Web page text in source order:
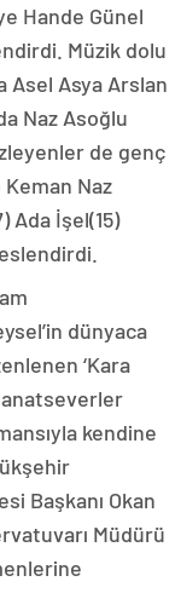
Hande Günel
Müzik dolu
Asel Asya Arslan
Naz Asoğlu
de genç
Naz
Ada İşel(15)
dünyaca
‘Kara
kendine
Başkanı Okan
Müdürü